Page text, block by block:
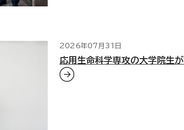
2026年07月31日
応用生命科学専攻の大学院生が